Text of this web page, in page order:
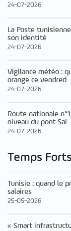
24-07-2026
La Poste
son identité
24-07-2026
Vigilance météo :
orange ce vendred
24-07-2026
Route nationale
niveau du pont Sai
24-07-2026
Temps Forts
Tunisie : quand le
salaires
25-05-2026
« Smart